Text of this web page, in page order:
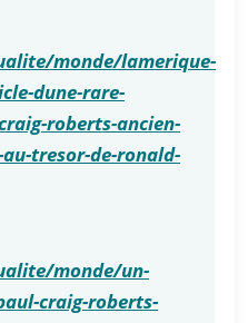
monde/lamerique-
dune-rare-
roberts-ancien-
tresor-de-ronald-
monde/un-
craig-roberts-